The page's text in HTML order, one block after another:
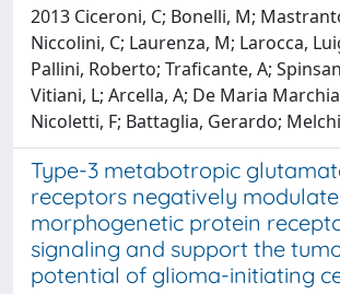
2013 Ciceroni, C; Bonelli, M;
Niccolini, C; Laurenza, M; Larocca,
Pallini, Roberto; Traficante, A;
Vitiani, L; Arcella, A; De Maria
Nicoletti, F; Battaglia, Gerardo;
Type-3 metabotropic
receptors negatively
morphogenetic protein
signaling and support the
potential of glioma-initiating